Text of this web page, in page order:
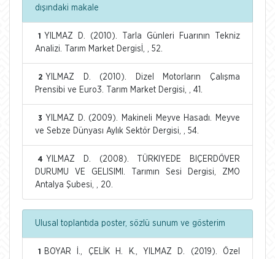
dışındaki makale
1
YILMAZ D. (2010). Tarla Günleri Fuarının Tekniz
Analizi. Tarım Market Dergisİ, , 52.
2 YILMAZ D. (2010). Dizel Motorların Çalışma
Prensibi ve Euro3. Tarım Market Dergisi, , 41.
3 YILMAZ D. (2009). Makineli Meyve Hasadı. Meyve
ve Sebze Dünyası Aylık Sektör Dergisi, , 54.
4 YILMAZ D. (2008). TÜRKIYEDE BIÇERDÖVER
DURUMU VE GELISIMI. Tarımın Sesi Dergisi, ZMO
Antalya Şubesi, , 20.
Ulusal toplantıda poster, sözlü sunum ve gösterim
1
BOYAR İ., ÇELİK H. K., YILMAZ D. (2019). Özel